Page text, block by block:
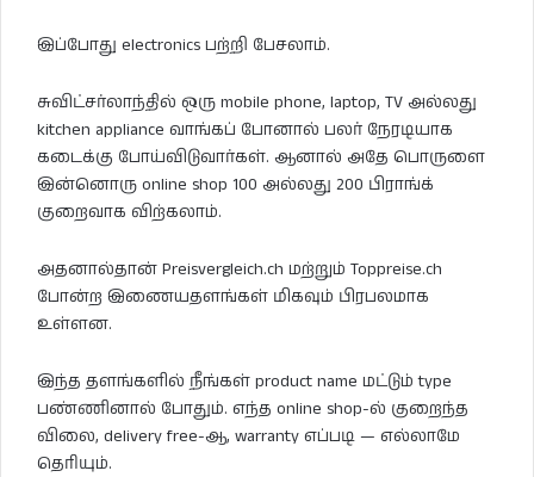
இப்போது electronics பற்றி பேசலாம்.
சுவிட்சர்லாந்தில் ஒரு mobile phone, laptop, TV அல்லது
kitchen appliance வாங்கப் போனால் பலர் நேரடியாக
கடைக்கு போய்விடுவார்கள். ஆனால் அதே பொருளை
இன்னொரு online shop 100 அல்லது 200 பிராங்க்
குறைவாக விற்கலாம்.
அதனால்தான் Preisvergleich.ch மற்றும் Toppreise.ch
போன்ற இணையதளங்கள் மிகவும் பிரபலமாக
உள்ளன.
இந்த தளங்களில் நீங்கள் product name மட்டும் type
பண்ணினால் போதும். எந்த online shop-ல் குறைந்த
விலை, delivery free-ஆ, warranty எப்படி — எல்லாமே
தெரியும்.